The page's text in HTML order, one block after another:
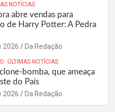
NOTÍCIAS
abre vendas para
de Harry Potter: A Pedra
2026 Da Redação
ÚLTIMAS NOTÍCIAS
bomba, que ameaça
do País
2026 Da Redação